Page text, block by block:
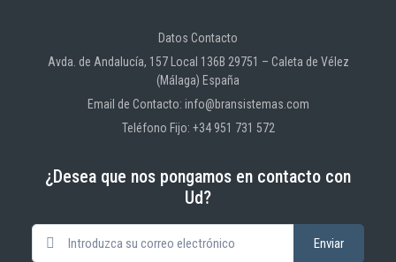
Datos Contacto
Avda. de Andalucía, 157 Local 136B 29751 – Caleta de Vélez
(Málaga) España
Email de Contacto: info@bransistemas.com
Teléfono Fijo: +34 951 731 572
¿Desea que nos pongamos en contacto con
Ud?